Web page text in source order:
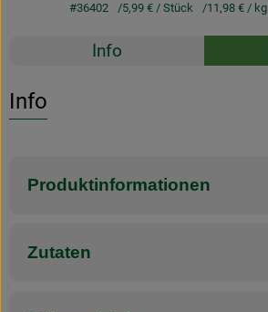
#36402 5,99 €/ Stück 11,98 €/ kg
Rezepte
Info
Info
Produktinformationen
Zutaten